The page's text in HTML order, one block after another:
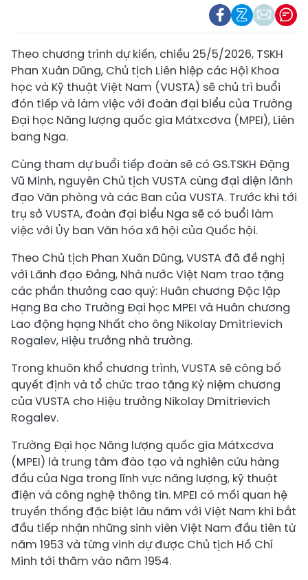
Theo chương trình dự kiến, chiều 25/5/2026, TSKH
Phan Xuân Dũng, Chủ tịch Liên hiệp các Hội Khoa
học và Kỹ thuật Việt Nam (VUSTA) sẽ chủ trì buổi
đón tiếp và làm việc với đoàn đại biểu của Trường
Đại học Năng lượng quốc gia Mátxcơva (MPEI), Liên
bang Nga.
Cùng tham dự buổi tiếp đoàn sẽ có GS.TSKH Đặng
Vũ Minh, nguyên Chủ tịch VUSTA cùng đại diện lãnh
đạo Văn phòng và các Ban của VUSTA. Trước khi tới
trụ sở VUSTA, đoàn đại biểu Nga sẽ có buổi làm
việc với Ủy ban Văn hóa xã hội của Quốc hội.
Theo Chủ tịch Phan Xuân Dũng, VUSTA đã đề nghị
với Lãnh đạo Đảng, Nhà nước Việt Nam trao tặng
các phần thưởng cao quý: Huân chương Độc lập
Hạng Ba cho Trường Đại học MPEI và Huân chương
Lao động hạng Nhất cho ông Nikolay Dmitrievich
Rogalev, Hiệu trưởng nhà trường.
Trong khuôn khổ chương trình, VUSTA sẽ công bố
quyết định và tổ chức trao tặng Kỷ niệm chương
của VUSTA cho Hiệu trưởng Nikolay Dmitrievich
Rogalev.
Trường Đại học Năng lượng quốc gia Mátxcơva
(MPEI) là trung tâm đào tạo và nghiên cứu hàng
đầu của Nga trong lĩnh vực năng lượng, kỹ thuật
điện và công nghệ thông tin. MPEI có mối quan hệ
truyền thống đặc biệt lâu năm với Việt Nam khi bắt
đầu tiếp nhận những sinh viên Việt Nam đầu tiên từ
năm 1953 và từng vinh dự được Chủ tịch Hồ Chí
Minh tới thăm vào năm 1954.